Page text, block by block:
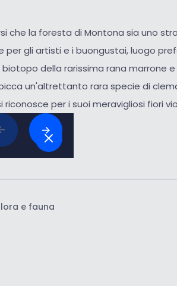
che la foresta di Montona sia uno
per gli artisti e i buongustai, luogo
biotopo della rarissima rana marrone
un'altrettanto rara specie di
per i suoi meravigliosi fiori
e fauna